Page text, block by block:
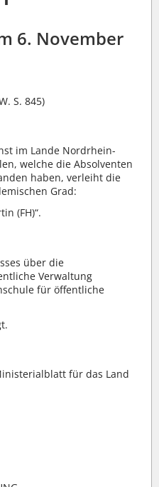
6. November
S. 845)
im Lande Nordrhein-
welche die Absolventen
haben, verleiht die
Grad:
(FH)“.
über die
Verwaltung
für öffentliche
für das Land